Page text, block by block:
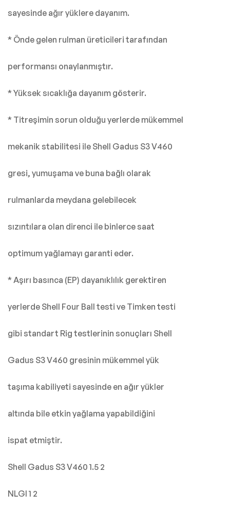
sayesinde ağır yüklere dayanım.
* Önde gelen rulman üreticileri tarafından
performansı onaylanmıştır.
* Yüksek sıcaklığa dayanım gösterir.
* Titreşimin sorun olduğu yerlerde mükemmel
mekanik stabilitesi ile Shell Gadus S3 V460
gresi, yumuşama ve buna bağlı olarak
rulmanlarda meydana gelebilecek
sızıntılara olan direnci ile binlerce saat
optimum yağlamayı garanti eder.
* Aşırı basınca (EP) dayanıklılık gerektiren
yerlerde Shell Four Ball testi ve Timken testi
gibi standart Rig testlerinin sonuçları Shell
Gadus S3 V460 gresinin mükemmel yük
taşıma kabiliyeti sayesinde en ağır yükler
altında bile etkin yağlama yapabildiğini
ispat etmiştir.
Shell Gadus S3 V460 1.5 2
NLGI 1 2